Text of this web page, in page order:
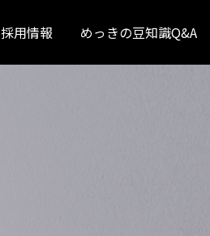
採用情報 めっきの豆知識Q&A